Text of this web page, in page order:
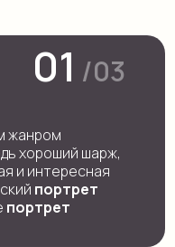
жанром
хороший шарж,
и интересная
портрет
портрет
/03
01